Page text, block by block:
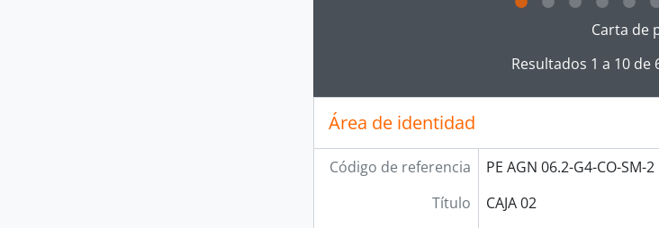
[Unidad documental simple]
[Unidad documental simple]
[Unidad documental simple]
[Unidad documental simple]
[Unidad documental simple]
[Unidad documental simple]
[Unidad documental simple]
[Unidad documental simple]
Clicking this description title link will open
Carta de
Resultados 1 a 10 de
Área de identidad
Código de referencia
PE AGN 06.2-G4-CO-SM-2
Título
CAJA 02